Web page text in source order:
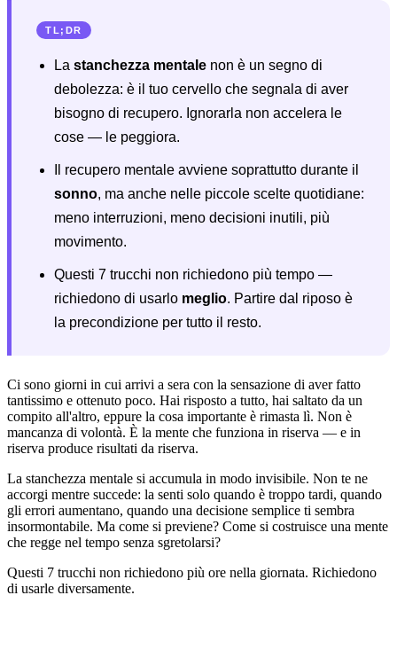
TL;DR
La stanchezza mentale non è un segno di
debolezza: è il tuo cervello che segnala di aver
bisogno di recupero. Ignorarla non accelera le
cose — le peggiora.
Il recupero mentale avviene soprattutto durante il
sonno, ma anche nelle piccole scelte quotidiane:
meno interruzioni, meno decisioni inutili, più
movimento.
Questi 7 trucchi non richiedono più tempo —
richiedono di usarlo meglio. Partire dal riposo è
la precondizione per tutto il resto.
Ci sono giorni in cui arrivi a sera con la sensazione di aver fatto
tantissimo e ottenuto poco. Hai risposto a tutto, hai saltato da un
compito all'altro, eppure la cosa importante è rimasta lì. Non è
mancanza di volontà. È la mente che funziona in riserva — e in
riserva produce risultati da riserva.
La stanchezza mentale si accumula in modo invisibile. Non te ne
accorgi mentre succede: la senti solo quando è troppo tardi, quando
gli errori aumentano, quando una decisione semplice ti sembra
insormontabile. Ma come si previene? Come si costruisce una mente
che regge nel tempo senza sgretolarsi?
Questi 7 trucchi non richiedono più ore nella giornata. Richiedono
di usarle diversamente.